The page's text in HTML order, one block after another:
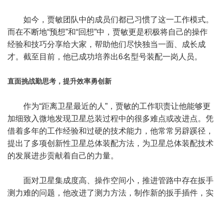
如今，贾敏团队中的成员们都已习惯了这一工作模式。
而在不断地“预想”和“回想”中，贾敏更是积极将自己的操作
经验和技巧分享给大家，帮助他们尽快独当一面、成长成
才。截至目前，他已成功培养出6名型号装配一岗人员。
直面挑战勤思考，提升效率勇创新
作为“距离卫星最近的人”，贾敏的工作职责让他能够更
加细致入微地发现卫星总装过程中的很多难点或改进点。凭
借着多年的工作经验和过硬的技术能力，他常常另辟蹊径，
提出了多项创新性卫星总体装配方法，为卫星总体装配技术
的发展进步贡献着自己的力量。
面对卫星集成度高、操作空间小，推进管路中存在扳手
测力难的问题，他改进了测力方法，制作新的扳手插件，实